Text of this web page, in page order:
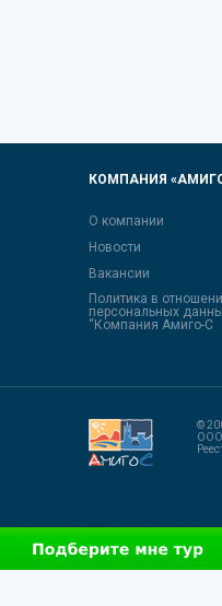
КОМПАНИЯ
О компании
Новости
Вакансии
Политика в
персональных
“Компания Амиго-С
©
ООО